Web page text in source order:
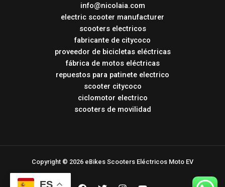
info@nicolaia.com
electric scooter manufacturer
scooters electricos
fabricante de citycoco
proveedor de bicicletas eléctricas
fábrica de motos eléctricas
repuestos para patinete electrico
scooter citycoco
ciclomotor electrico
scooters de movilidad
Copyright © 2026 eBikes Scooters Eléctricos Moto EV
ES